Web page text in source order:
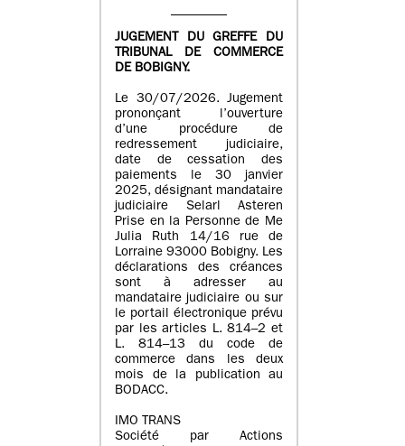
JUGEMENT DU GREFFE DU
TRIBUNAL DE COMMERCE
DE BOBIGNY.
Le 30/07/2026. Jugement
prononçant l’ouverture
d’une procédure de
redressement judiciaire,
date de cessation des
paiements le 30 janvier
2025, désignant mandataire
judiciaire Selarl Asteren
Prise en la Personne de Me
Julia Ruth 14/16 rue de
Lorraine 93000 Bobigny. Les
déclarations des créances
sont à adresser au
mandataire judiciaire ou sur
le portail électronique prévu
par les articles L. 814–2 et
L. 814–13 du code de
commerce dans les deux
mois de la publication au
BODACC.
IMO TRANS
Société par Actions